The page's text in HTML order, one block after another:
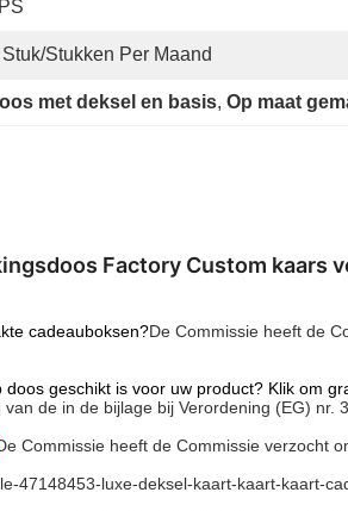
Stukken Per Maand
met deksel en basis, Op maat
Factory Custom kaars
cadeauboksen?De Commissie heeft de
geschikt is voor uw product? Klik om
de in de bijlage bij Verordening (EG) nr.
Commissie heeft de Commissie verzocht
47148453-luxe-deksel-kaart-kaart-kaart-